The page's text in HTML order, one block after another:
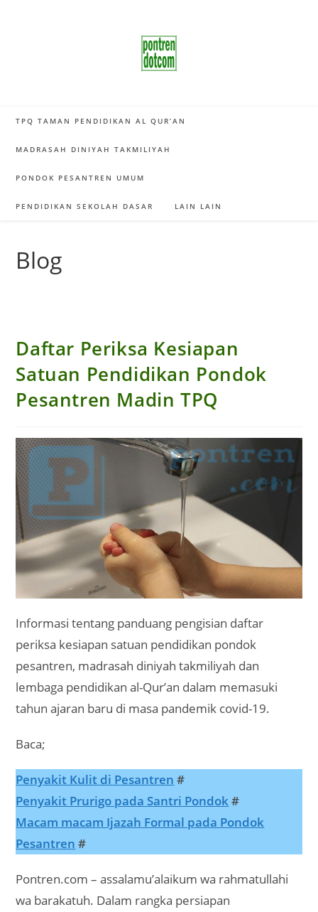
TPQ TAMAN PENDIDIKAN AL QUR’AN
MADRASAH DINIYAH TAKMILIYAH
PONDOK PESANTREN UMUM
PENDIDIKAN SEKOLAH DASAR LAIN LAIN
Blog
Daftar Periksa Kesiapan
Satuan Pendidikan Pondok
Pesantren Madin TPQ
Informasi tentang panduang pengisian daftar
periksa kesiapan satuan pendidikan pondok
pesantren, madrasah diniyah takmiliyah dan
lembaga pendidikan al-Qur’an dalam memasuki
tahun ajaran baru di masa pandemik covid-19.
Baca;
Penyakit Kulit di Pesantren #
Penyakit Prurigo pada Santri Pondok#
Macam macam Ijazah Formal pada Pondok
Pesantren #
Pontren.com – assalamu’alaikum wa rahmatullahi
wa barakatuh. Dalam rangka persiapan